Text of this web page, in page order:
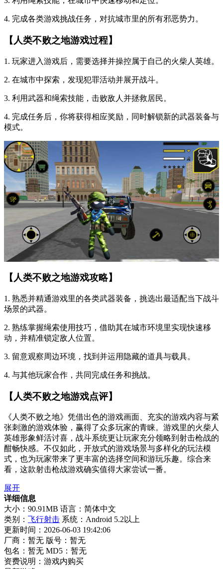
3. 利用绳索技能，在城市中快速移动和定位。
4. 完成各类游戏挑战任务，对抗城市里的所有邪恶势力。
【人类不败之地游戏过程】
1. 玩家进入游戏后，需要选择并操控属于自己的火柴人英雄。
2. 在城市中探索，发现犯罪活动并展开战斗。
3. 利用武器和绳索技能，击败敌人并拯救居民。
4. 完成任务后，你将获得相应奖励，同时解锁新的武器装备与
模式。
【人类不败之地游戏攻略】
1. 熟悉并精通游戏里的各类武器装备，挑选出最适配当下战斗
场景的武器。
2. 熟练掌握绳索使用技巧，借助其在城市环境里实现快速移
动，并精准锁定敌人位置。
3. 留意观察周边环境，找到并运用隐藏的道具与载具。
4. 与其他玩家合作，共同完成任务和挑战。
【人类不败之地游戏点评】
《人类不败之地》凭借出色的游戏画面、充实的游戏内容与紧
张刺激的游戏体验，赢得了众多玩家的青睐。游戏里的火柴人
英雄形象鲜活讨喜，战斗系统更让玩家充分领略到射击枪战的
酣畅快感。不仅如此，开放式的游戏场景与多样化的玩法模
式，也为玩家带来了更丰富的选择空间和游玩乐趣。综合来
看，这款射击枪战游戏确实值得大家尝试一番。
展开
详细信息
大小：90.91MB 语言：简体中文
类别： 飞行射击 系统：Android 5.2以上
更新时间：2026-06-03 19:42:06
厂商：暂无 版号：暂无
包名：暂无 MD5：暂无
资费说明：游戏内购买